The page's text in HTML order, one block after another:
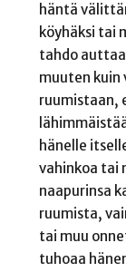
häntä
köyhäksi tai
tahdo
muuten
ruumistaan,
hänelle
vahinkoa tai
naapurinsa
ruumista,
tai muu
tuhoaa